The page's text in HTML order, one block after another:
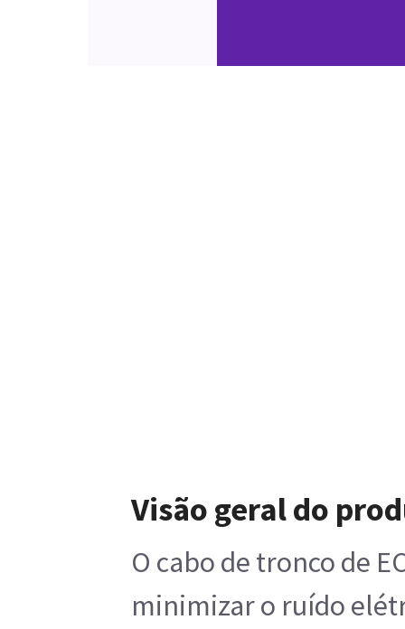
Visão geral do
O cabo de tronco de
minimizar o ruído